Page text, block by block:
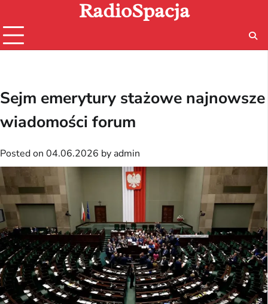
content
RadioSpacja
Sejm emerytury stażowe najnowsze
wiadomości forum
Posted on 04.06.2026 by admin